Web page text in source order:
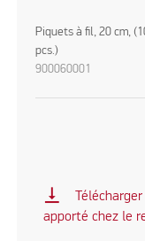
Piquets à fil, 20 cm,
pcs.)
900060001
vertical_align_bottom
apporté chez le